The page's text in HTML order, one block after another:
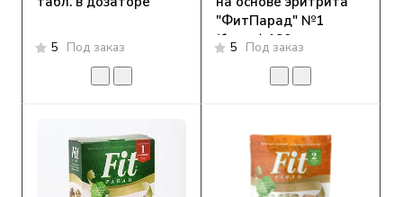
5 Под заказ
"ФитПарад" №1
(банка) 180 гр,
5 Под заказ